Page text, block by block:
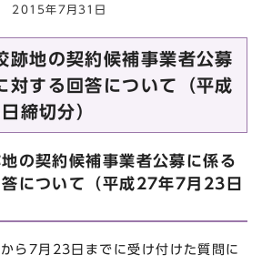
2015年7月31日
跡地の契約候補事業者公募
対する回答について（平成
締切分）
の契約候補事業者公募に係る
について（平成27年7月23日
ら7月23日までに受け付けた質問に